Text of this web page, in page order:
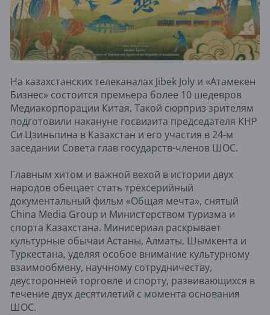
На казахстанских телеканалах Jibek Joly и «Атамекен
Бизнес» состоится премьера более 10 шедевров
Медиакорпорации Китая. Такой сюрприз зрителям
подготовили накануне госвизита председателя КНР
Си Цзиньпина в Казахстан и его участия в 24-м
заседании Совета глав государств-членов ШОС.
Главным хитом и важной вехой в истории двух
народов обещает стать трёхсерийный
документальный фильм «Общая мечта», снятый
China Media Group и Министерством туризма и
спорта Казахстана. Минисериал раскрывает
культурные обычаи Астаны, Алматы, Шымкента и
Туркестана, уделяя особое внимание культурному
взаимообмену, научному сотрудничеству,
двусторонней торговле и спорту, развивающихся в
течение двух десятилетий с момента основания
ШОС.